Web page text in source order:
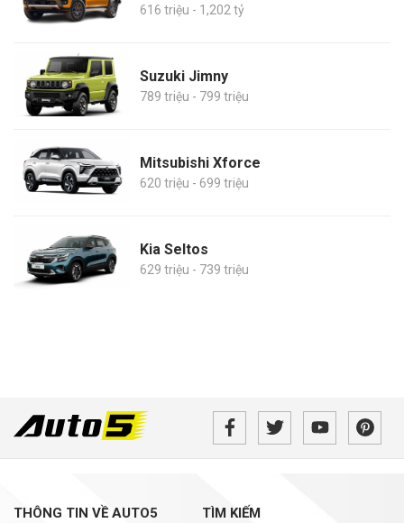
616 triệu - 1,202 tỷ
Suzuki Jimny
789 triệu - 799 triệu
Mitsubishi Xforce
620 triệu - 699 triệu
Kia Seltos
629 triệu - 739 triệu
THÔNG TIN VỀ AUTO5 TÌM KIẾM